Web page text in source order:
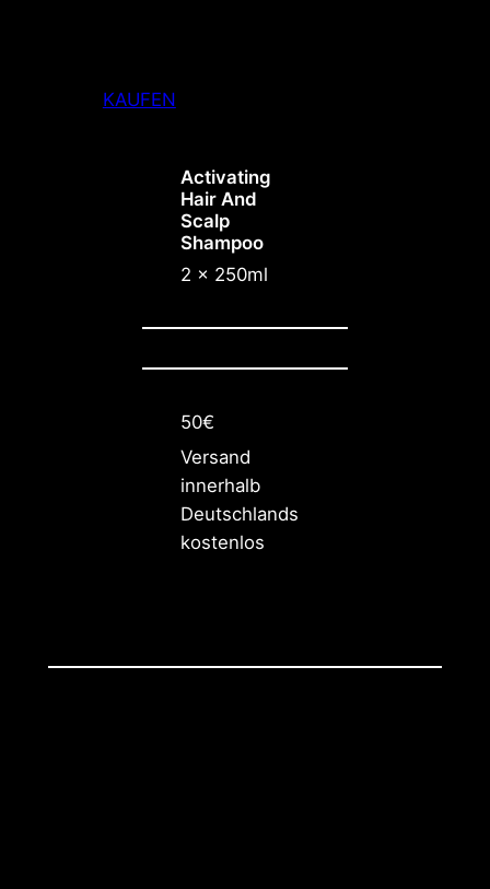
KAUFEN
Activating
Hair And
Scalp
Shampoo
2 x 250ml
50€
Versand
innerhalb
Deutschlands
kostenlos